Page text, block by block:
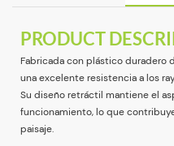
PRODUCT
Fabricada con plástico duradero
una excelente resistencia a los
Su diseño retráctil mantiene el
funcionamiento, lo que
paisaje.